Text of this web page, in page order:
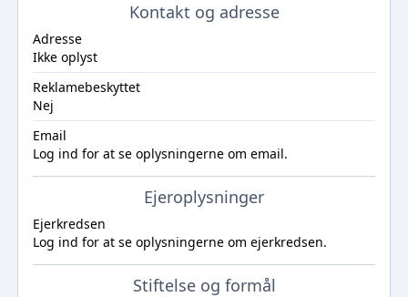
Kontakt og adresse
Adresse
Ikke oplyst
Reklamebeskyttet
Nej
Email
Log ind for at se oplysningerne om email.
Ejeroplysninger
Ejerkredsen
Log ind for at se oplysningerne om ejerkredsen.
Stiftelse og formål